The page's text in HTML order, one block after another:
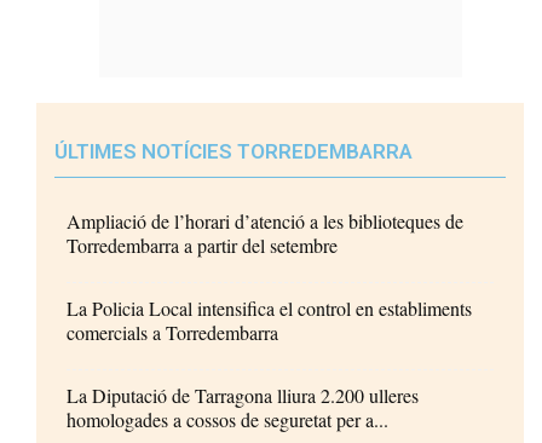
ÚLTIMES NOTÍCIES TORREDEMBARRA
Ampliació de l’horari d’atenció a les biblioteques de
Torredembarra a partir del setembre
La Policia Local intensifica el control en establiments
comercials a Torredembarra
La Diputació de Tarragona lliura 2.200 ulleres
homologades a cossos de seguretat per a...